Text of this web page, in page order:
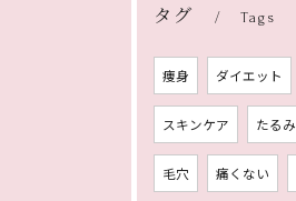
タグ Tags
痩身 ダイエット
スキンケア たるみ
毛穴 痛くない